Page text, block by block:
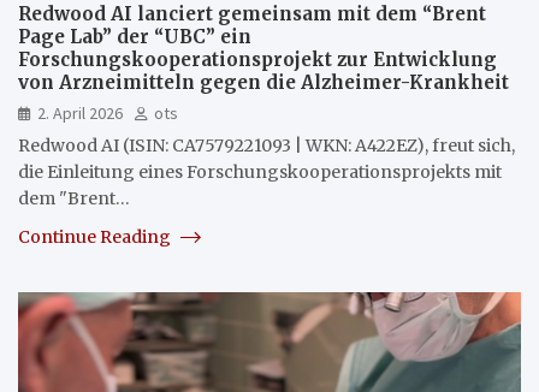
Redwood AI lanciert gemeinsam mit dem “Brent
Page Lab” der “UBC” ein
Forschungskooperationsprojekt zur Entwicklung
von Arzneimitteln gegen die Alzheimer-Krankheit
2. April 2026
ots
Redwood AI (ISIN: CA7579221093 | WKN: A422EZ), freut sich,
die Einleitung eines Forschungskooperationsprojekts mit
dem "Brent…
Continue Reading